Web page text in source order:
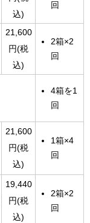
込)
回
21,600
円(税
込)
2箱×2
回
4箱を1
回
21,600
円(税
込)
1箱×4
回
19,440
円(税
込)
2箱×2
回